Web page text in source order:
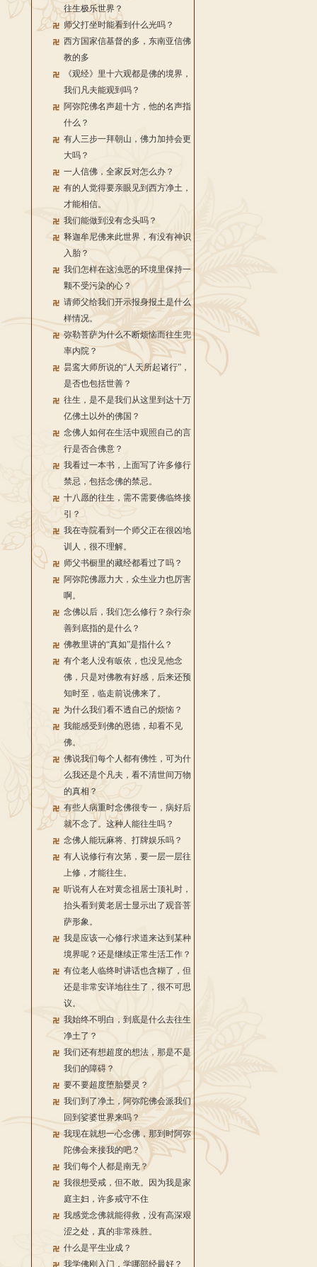
往生极乐世界？
师父打坐时能看到什么光吗？
西方国家信基督的多，东南亚信佛
教的多
《观经》里十六观都是佛的境界，
我们凡夫能观到吗？
阿弥陀佛名声超十方，他的名声指
什么？
有人三步一拜朝山，佛力加持会更
大吗？
一人信佛，全家反对怎么办？
有的人觉得要亲眼见到西方净土，
才能相信。
我们能做到没有念头吗？
释迦牟尼佛来此世界，有没有神识
入胎？
我们怎样在这浊恶的环境里保持一
颗不受污染的心？
请师父给我们开示报身报土是什么
样情况。
弥勒菩萨为什么不断烦恼而往生兜
率内院？
昙鸾大师所说的“人天所起诸行”，
是否也包括世善？
往生，是不是我们从这里到达十万
亿佛土以外的佛国？
念佛人如何在生活中观照自己的言
行是否合佛意？
我看过一本书，上面写了许多修行
禁忌，包括念佛的禁忌。
十八愿的往生，需不需要佛临终接
引？
我在寺院看到一个师父正在很凶地
训人，很不理解。
师父书橱里的藏经都看过了吗？
阿弥陀佛愿力大，众生业力也厉害
啊。
念佛以后，我们怎么修行？杂行杂
善到底指的是什么？
佛教里讲的“真如”是指什么？
有个老人没有皈依，也没见他念
佛，只是对佛教有好感，后来还预
知时至，临走前说佛来了。
为什么我们看不透自己的烦恼？
我能感受到佛的恩德，却看不见
佛。
佛说我们每个人都有佛性，可为什
么我还是个凡夫，看不清世间万物
的真相？
有些人病重时念佛很专一，病好后
就不念了。这种人能往生吗？
念佛人能玩麻将、打牌娱乐吗？
有人说修行有次第，要一层一层往
上修，才能往生。
听说有人在对黄念祖居士顶礼时，
抬头看到黄老居士显示出了观音菩
萨形象。
我是应该一心修行求道来达到某种
境界呢？还是继续正常生活工作？
有位老人临终时讲话也含糊了，但
还是非常安详地往生了，很不可思
议。
我始终不明白，到底是什么去往生
净土了？
我们还有想超度的想法，那是不是
我们的障碍？
要不要超度堕胎婴灵？
我们到了净土，阿弥陀佛会派我们
回到娑婆世界来吗？
我现在就想一心念佛，那到时阿弥
陀佛会来接我的吧？
我们每个人都是南无？
我很想受戒，但不敢。因为我是家
庭主妇，许多戒守不住
我感觉念佛就能得救，没有高深艰
涩之处，真的非常殊胜。
什么是平生业成？
我学佛刚入门，学哪部经最好？